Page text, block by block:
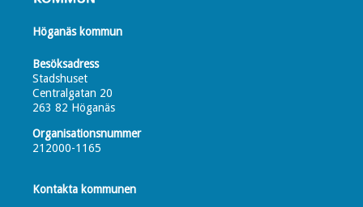
Höganäs kommun
Besöksadress
Stadshuset
Centralgatan 20
263 82 Höganäs
Organisationsnummer
212000-1165
Kontakta kommunen